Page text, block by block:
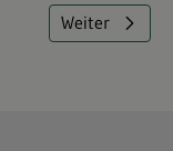
Weiter